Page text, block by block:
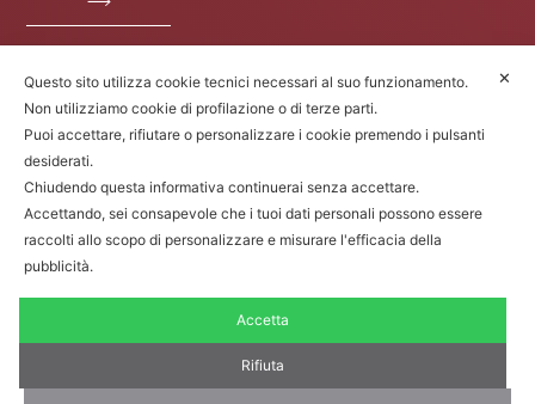
Operazione / progetto co-finanziato dal POS FESR
Toscana 2014-2020
Fratelli Borgioli Srl – Via
Termini e condizioni di vendita
✕
Questo sito utilizza cookie tecnici necessari al suo funzionamento.
Non utilizziamo cookie di profilazione o di terze parti.
Puoi accettare, rifiutare o personalizzare i cookie premendo i pulsanti
desiderati.
Chiudendo questa informativa continuerai senza accettare.
Accettando, sei consapevole che i tuoi dati personali possono essere
raccolti allo scopo di personalizzare e misurare l'efficacia della
pubblicità.
Accetta
Rifiuta